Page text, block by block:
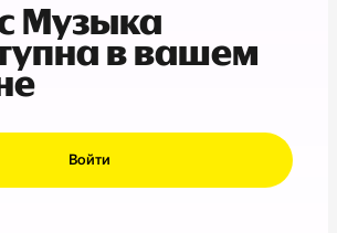
Музыка
в вашем
Войти